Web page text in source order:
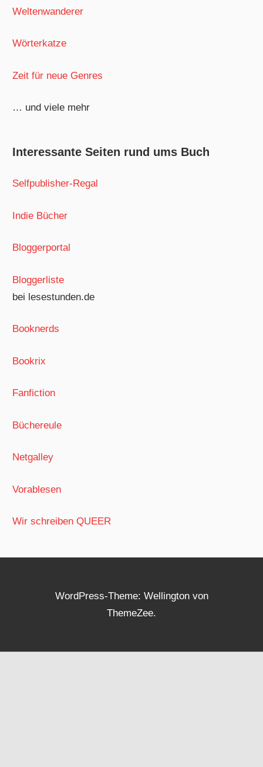
Weltenwanderer
Wörterkatze
Zeit für neue Genres
… und viele mehr
Interessante Seiten rund ums Buch
Selfpublisher-Regal
Indie Bücher
Bloggerportal
Bloggerliste
bei lesestunden.de
Booknerds
Bookrix
Fanfiction
Büchereule
Netgalley
Vorablesen
Wir schreiben QUEER
WordPress-Theme: Wellington von
ThemeZee.